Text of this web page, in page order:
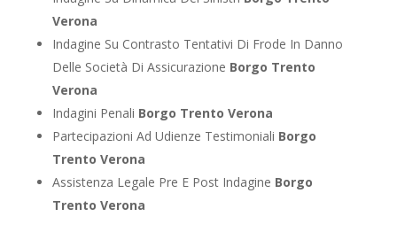
Verona
Indagine Su Contrasto Tentativi Di Frode In Danno
Delle Società Di Assicurazione Borgo Trento
Verona
Indagini Penali Borgo Trento Verona
Partecipazioni Ad Udienze Testimoniali Borgo
Trento Verona
Assistenza Legale Pre E Post Indagine Borgo
Trento Verona